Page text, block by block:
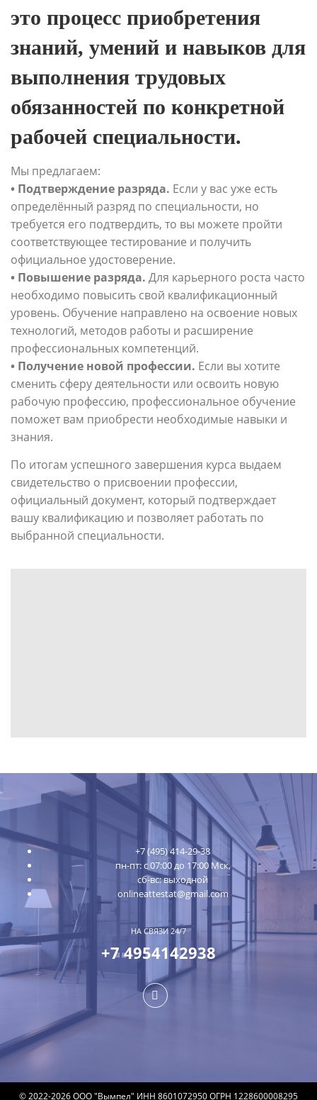
это процесс приобретения
знаний, умений и навыков для
выполнения трудовых
обязанностей по конкретной
рабочей специальности.
Мы предлагаем:
• Подтверждение разряда. Если у вас уже есть
определённый разряд по специальности, но
требуется его подтвердить, то вы можете пройти
соответствующее тестирование и получить
официальное удостоверение.
• Повышение разряда. Для карьерного роста часто
необходимо повысить свой квалификационный
уровень. Обучение направлено на освоение новых
технологий, методов работы и расширение
профессиональных компетенций.
• Получение новой профессии. Если вы хотите
сменить сферу деятельности или освоить новую
рабочую профессию, профессиональное обучение
поможет вам приобрести необходимые навыки и
знания.
По итогам успешного завершения курса выдаем
свидетельство о присвоении профессии,
официальный документ, который подтверждает
вашу квалификацию и позволяет работать по
выбранной специальности.
+7 (495) 414-29-38
пн-пт: с 07:00 до 17:00 Мск,
сб-вс: выходной
onlineattestat@gmail.com
НА СВЯЗИ 24/7
+7 4954142938
© 2022-2026 ООО "Вымпел" ИНН 8601072950 ОГРН 1228600008295